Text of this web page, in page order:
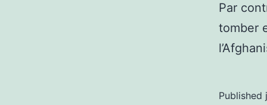
Par
tomber
Published